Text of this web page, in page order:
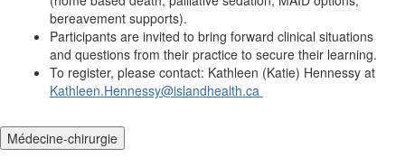
bereavement supports).
Participants are invited to bring forward clinical situations
and questions from their practice to secure their learning.
To register, please contact: Kathleen (Katie) Hennessy at
Kathleen.Hennessy@islandhealth.ca
Médecine-chirurgie